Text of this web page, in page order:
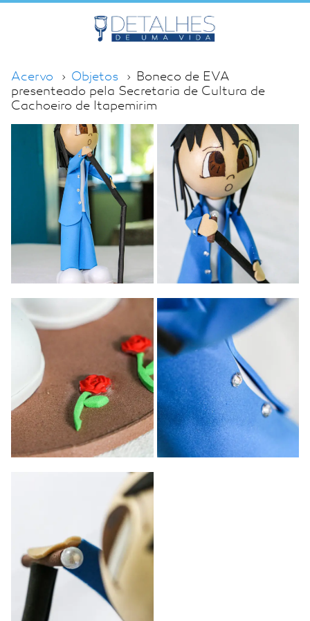
Acervo Objetos
Boneco de EVA
presenteado pela Secretaria de Cultura de
Cachoeiro de Itapemirim